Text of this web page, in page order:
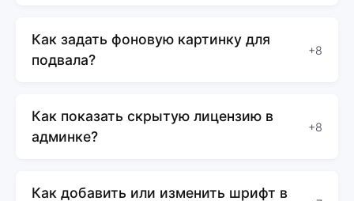
Как задать фоновую картинку для
подвала?
+8
Как показать скрытую лицензию в
админке?
+8
Как добавить или изменить шрифт в